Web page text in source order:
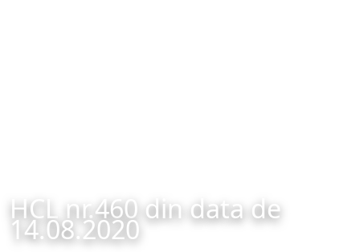
HCL nr.460 din data de
14.08.2020